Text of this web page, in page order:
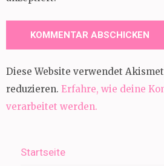
Diese Website verwendet
reduzieren. Erfahre, wie deine
verarbeitet werden.
Startseite